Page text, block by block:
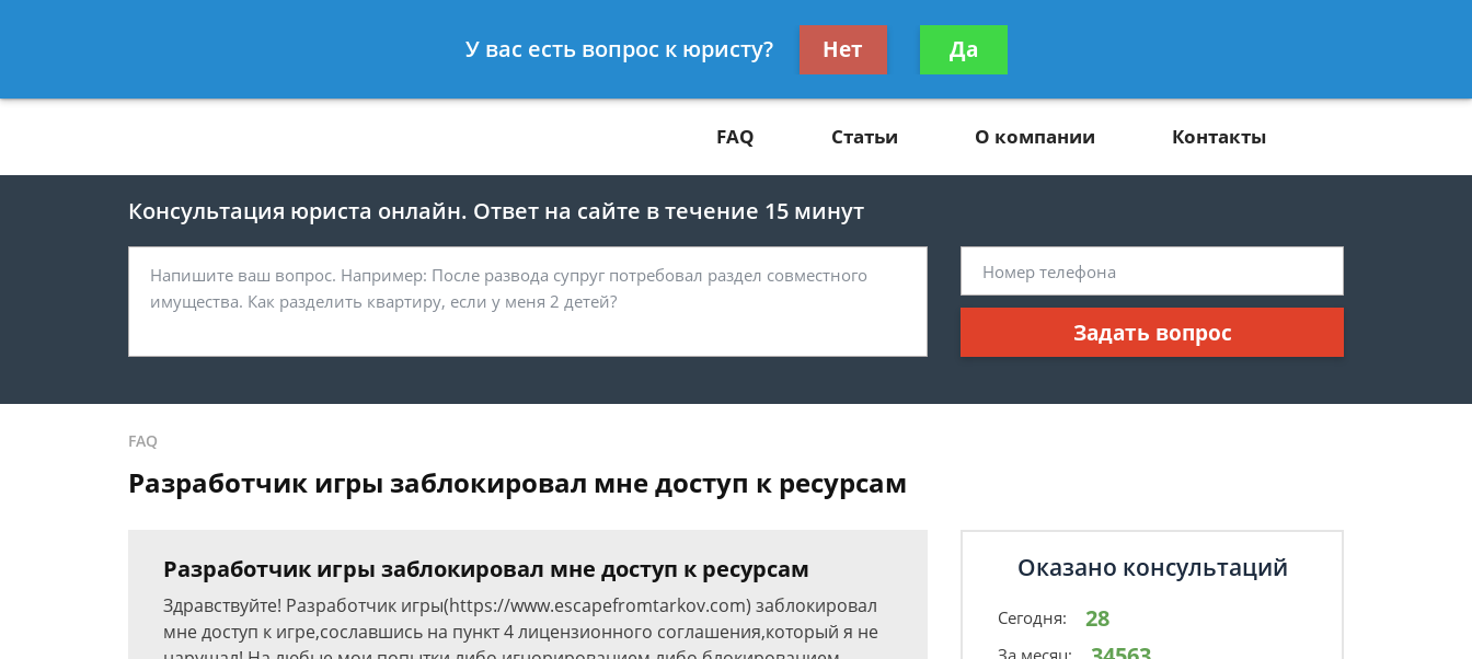
8 812 425-67-81
Получите консультацию
бесплатно
FAQ Статьи О компании Контакты
Консультация юриста онлайн. Ответ на сайте в течение 15 минут
Задать вопрос
FAQ
Разработчик игры заблокировал мне доступ к ресурсам
Разработчик игры заблокировал мне доступ к ресурсам
Здравствуйте! Разработчик игры(https://www.escapefromtarkov.com) заблокировал
мне доступ к игре,сославшись на пункт 4 лицензионного соглашения,который я не
Оказано консультаций
Сегодня: 28
За месяц:
У вас есть вопрос к юристу? Нет Да